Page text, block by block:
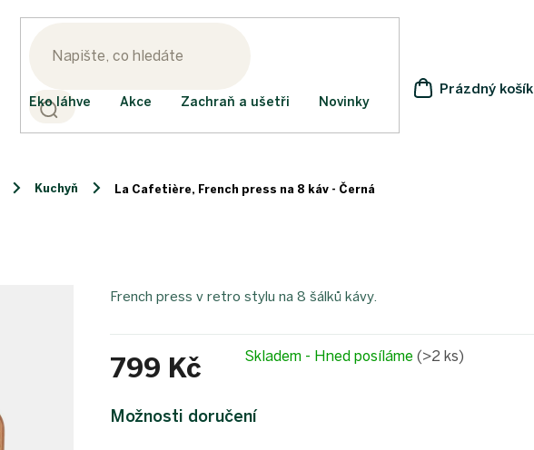
NÁKUPNÍ
Prázdný košík
Eko láhve Akce Zachraň a ušetři Novinky
Kuchyň La Cafetière, French press na 8 káv - Černá
799 Kč
cena:
Skladem - Hned posíláme(>2 ks)
Možnosti doručení
French press v retro stylu na 8 šálků kávy.